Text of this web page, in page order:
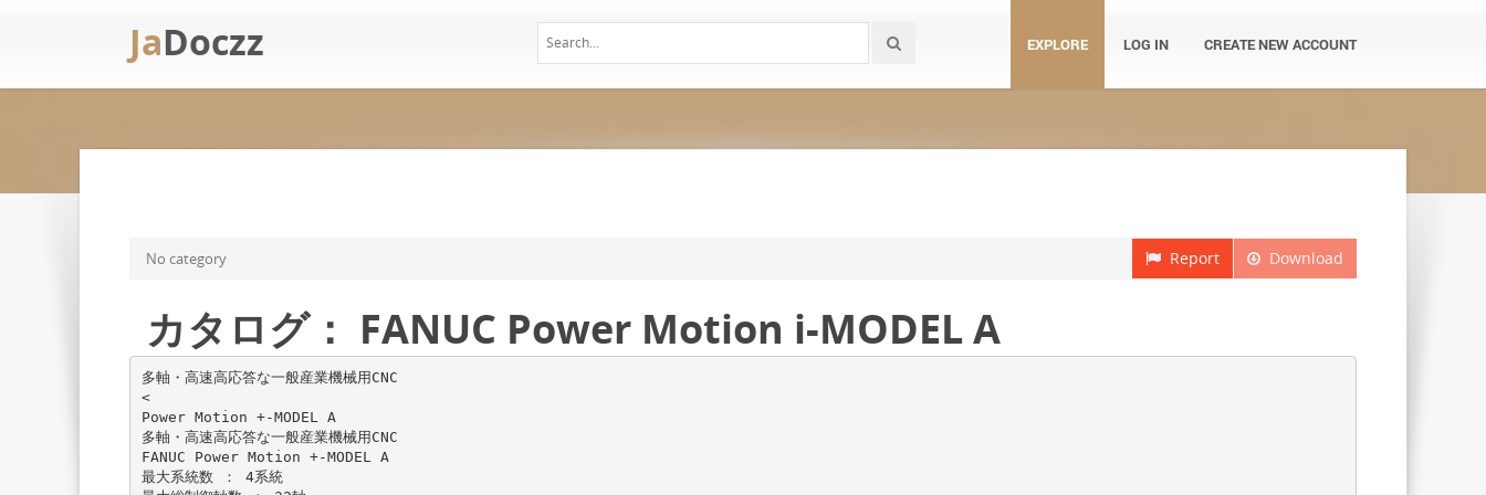
JaDoczz EXPLORE LOG IN CREATE NEW ACCOUNT
Download
Report
No category
カタログ： FANUC Power Motion i-MODEL A
多軸・高速高応答な一般産業機械用CNC
<
Power Motion +-MODEL A
多軸・高速高応答な一般産業機械用CNC
FANUC Power Motion +-MODEL A
最大系統数 ： 4系統